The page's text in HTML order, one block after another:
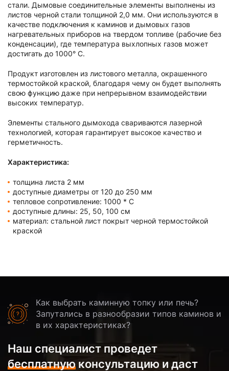
стали. Дымовые соединительные элементы выполнены из
листов черной стали толщиной 2,0 мм. Они используются в
качестве подключения к каминов и дымовых газов
нагревательных приборов на твердом топливе (рабочие без
конденсации), где температура выхлопных газов может
достигать до 1000° C.
Продукт изготовлен из листового металла, окрашенного
термостойкой краской, благодаря чему он будет выполнять
свою функцию даже при непрерывном взаимодействии
высоких температур.
Элементы стального дымохода свариваются лазерной
технологией, которая гарантирует высокое качество и
герметичность.
Характеристика:
толщина листа 2 мм
доступные диаметры от 120 до 250 мм
тепловое сопротивление: 1000 * C
доступные длины: 25, 50, 100 см
материал: стальной лист покрыт черной термостойкой
краской
Как выбрать каминную топку или печь?
Запутались в разнообразии типов каминов и
в их характеристиках?
Наш специалист проведет
бесплатную консультацию и даст